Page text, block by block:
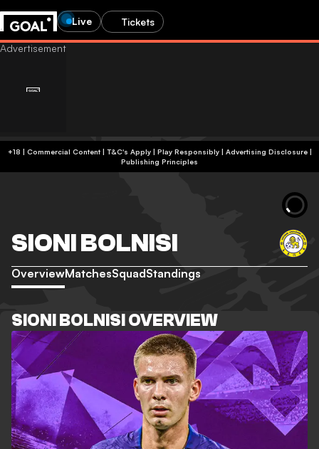
Live Tickets
+18 | Commercial Content | T&C's Apply | Play Responsibly| Advertising Disclosure|
Publishing Principles
SIONI BOLNISI
OverviewMatchesSquadStandings
SIONI BOLNISI OVERVIEW